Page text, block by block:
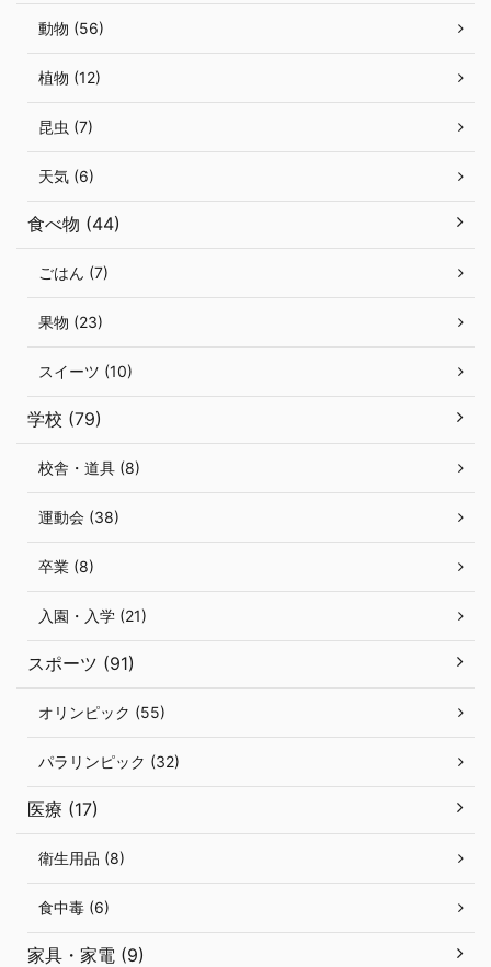
動物 (56)
植物 (12)
昆虫 (7)
天気 (6)
食べ物 (44)
ごはん (7)
果物 (23)
スイーツ (10)
学校 (79)
校舎・道具 (8)
運動会 (38)
卒業 (8)
入園・入学 (21)
スポーツ (91)
オリンピック (55)
パラリンピック (32)
医療 (17)
衛生用品 (8)
食中毒 (6)
家具・家電 (9)